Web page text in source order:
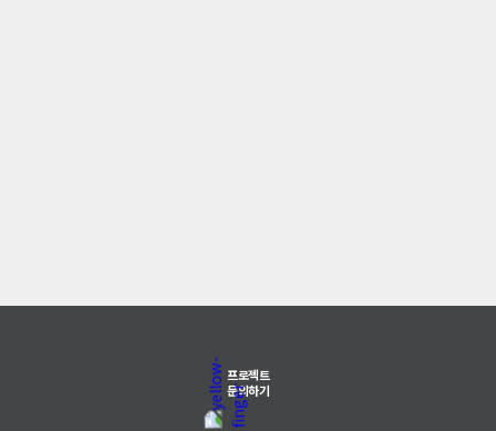
프로젝트
문의하기